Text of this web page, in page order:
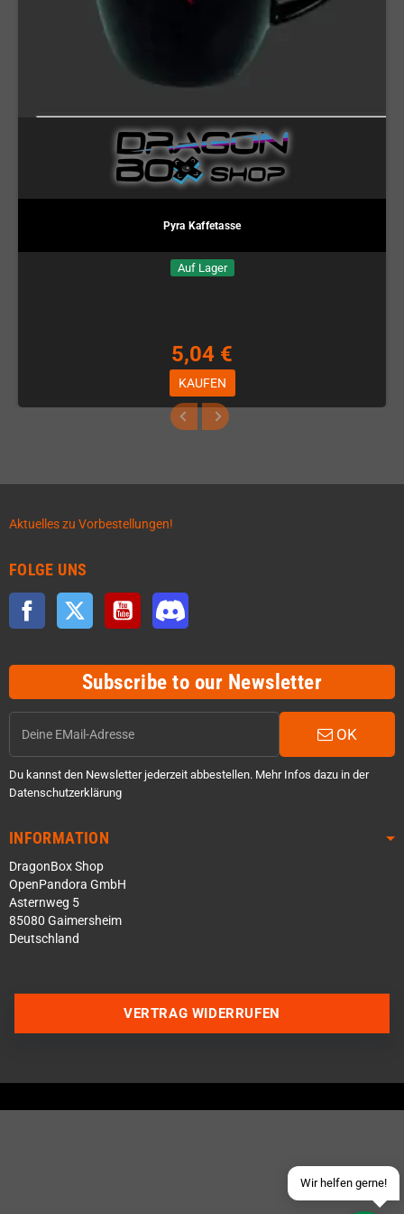
Pyra Kaffetasse
Auf Lager
5,04 €
KAUFEN
Aktuelles zu Vorbestellungen!
FOLGE UNS
Facebook Twitter YouTube
Subscribe to our Newsletter
OK
Du kannst den Newsletter jederzeit abbestellen. Mehr Infos dazu in der
Datenschutzerklärung
INFORMATION
DragonBox Shop
OpenPandora GmbH
Asternweg 5
85080 Gaimersheim
Deutschland
Wir helfen gerne!
Über WhatsApp schreiben
Schick uns eine eMail
VERTRAG WIDERRUFEN